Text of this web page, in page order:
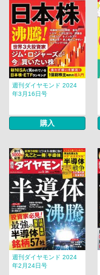
週刊ダイヤモンド 2024
年3月16日号
購入
週刊ダイヤモンド 2024
年2月24日号